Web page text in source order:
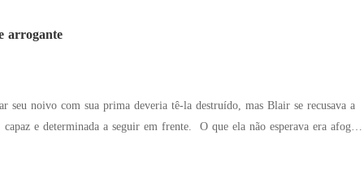
e pediu: "Por favor, não vá. Eu te dou tudo."
arrogante
seu noivo com sua prima deveria tê-la destruído, mas Blair se recusava a
a seguir em frente. O que ela não esperava era afogar